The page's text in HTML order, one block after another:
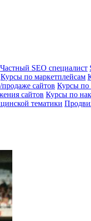
Частный SEO специалист
Курсы по маркетплейсам
сайтов Курсы по
сайтов Курсы по
тематики